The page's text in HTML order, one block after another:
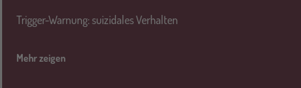
Trigger-Warnung: suizidales Verhalten
Mehr zeigen